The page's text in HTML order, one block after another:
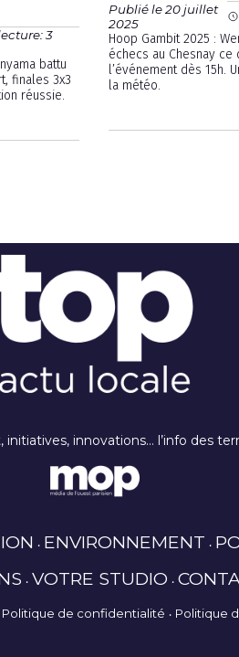
3
battu
finales 3x3
réussie.
Publié le 20 juillet
2025
Hoop Gambit 2025 :
échecs au Chesnay ce
l’événement dès 15h.
la météo.
innovations… l’info des
ENVIRONNEMENT
VOTRE STUDIO
Politique de confidentialité Politique